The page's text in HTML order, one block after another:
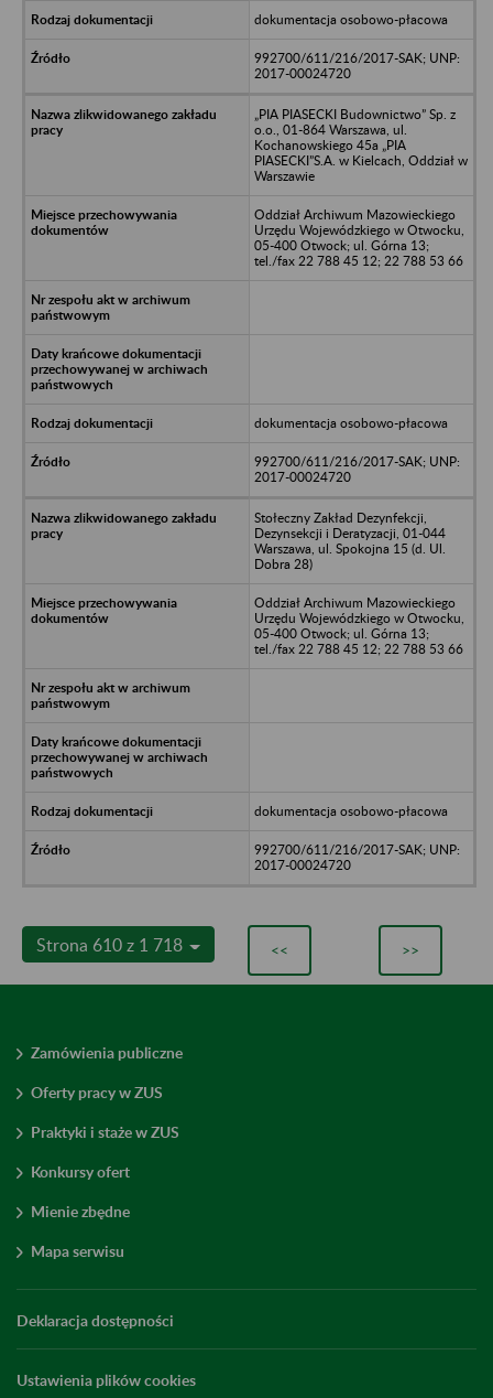
dokumentacja osobowo-płacowa
992700/611/216/2017-SAK; UNP:
2017-00024720
„PIA PIASECKI Budownictwo” Sp. z
o.o., 01-864 Warszawa, ul.
Kochanowskiego 45a „PIA
PIASECKI”S.A. w Kielcach, Oddział w
Warszawie
Oddział Archiwum Mazowieckiego
Urzędu Wojewódzkiego w Otwocku,
05-400 Otwock; ul. Górna 13;
tel./fax 22 788 45 12; 22 788 53 66
dokumentacja osobowo-płacowa
992700/611/216/2017-SAK; UNP:
2017-00024720
Stołeczny Zakład Dezynfekcji,
Dezynsekcji i Deratyzacji, 01-044
Warszawa, ul. Spokojna 15 (d. Ul.
Dobra 28)
Oddział Archiwum Mazowieckiego
Urzędu Wojewódzkiego w Otwocku,
05-400 Otwock; ul. Górna 13;
tel./fax 22 788 45 12; 22 788 53 66
dokumentacja osobowo-płacowa
992700/611/216/2017-SAK; UNP:
2017-00024720
Strona 610 z 1 718 << >>
Zamówienia publiczne
Oferty pracy w ZUS
Praktyki i staże w ZUS
Konkursy ofert
Mienie zbędne
Mapa serwisu
Deklaracja dostępności
Ustawienia plików cookies